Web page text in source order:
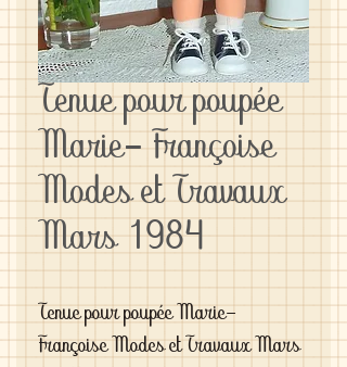
Tenue pour poupée
Marie- Françoise
Modes et Travaux
Mars 1984
Tenue pour poupée Marie-
Françoise Modes et Travaux Mars